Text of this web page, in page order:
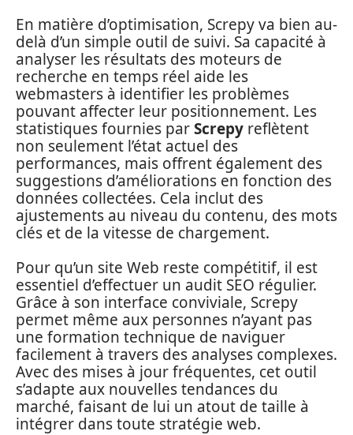
En matière d’optimisation, Screpy va bien au-
delà d’un simple outil de suivi. Sa capacité à
analyser les résultats des moteurs de
recherche en temps réel aide les
webmasters à identifier les problèmes
pouvant affecter leur positionnement. Les
statistiques fournies parScrepy reflètent
non seulement l’état actuel des
performances, mais offrent également des
suggestions d’améliorations en fonction des
données collectées. Cela inclut des
ajustements au niveau du contenu, des mots
clés et de la vitesse de chargement.
Pour qu’un site Web reste compétitif, il est
essentiel d’effectuer un audit SEO régulier.
Grâce à son interface conviviale, Screpy
permet même aux personnes n’ayant pas
une formation technique de naviguer
facilement à travers des analyses complexes.
Avec des mises à jour fréquentes, cet outil
s’adapte aux nouvelles tendances du
marché, faisant de lui un atout de taille à
intégrer dans toute stratégie web.